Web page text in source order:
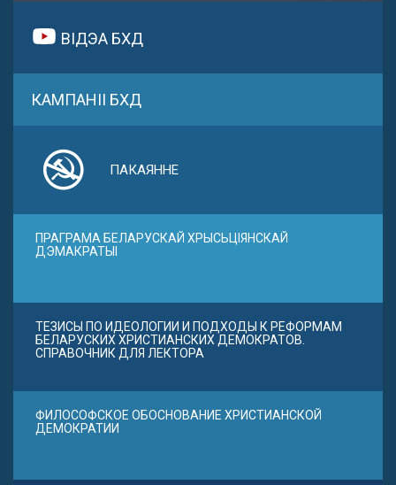
ВІДЭА БХД
КАМПАНІІ БХД
ПАКАЯННЕ
ПРАГРАМА БЕЛАРУСКАЙ ХРЫСЬЦІЯНСКАЙ
ДЭМАКРАТЫІ
ТЕЗИСЫ ПО ИДЕОЛОГИИ И ПОДХОДЫ К РЕФОРМАМ
БЕЛАРУСКИХ ХРИСТИАНСКИХ ДЕМОКРАТОВ.
СПРАВОЧНИК ДЛЯ ЛЕКТОРА
ФИЛОСОФСКОЕ ОБОСНОВАНИЕ ХРИСТИАНСКОЙ
ДЕМОКРАТИИ